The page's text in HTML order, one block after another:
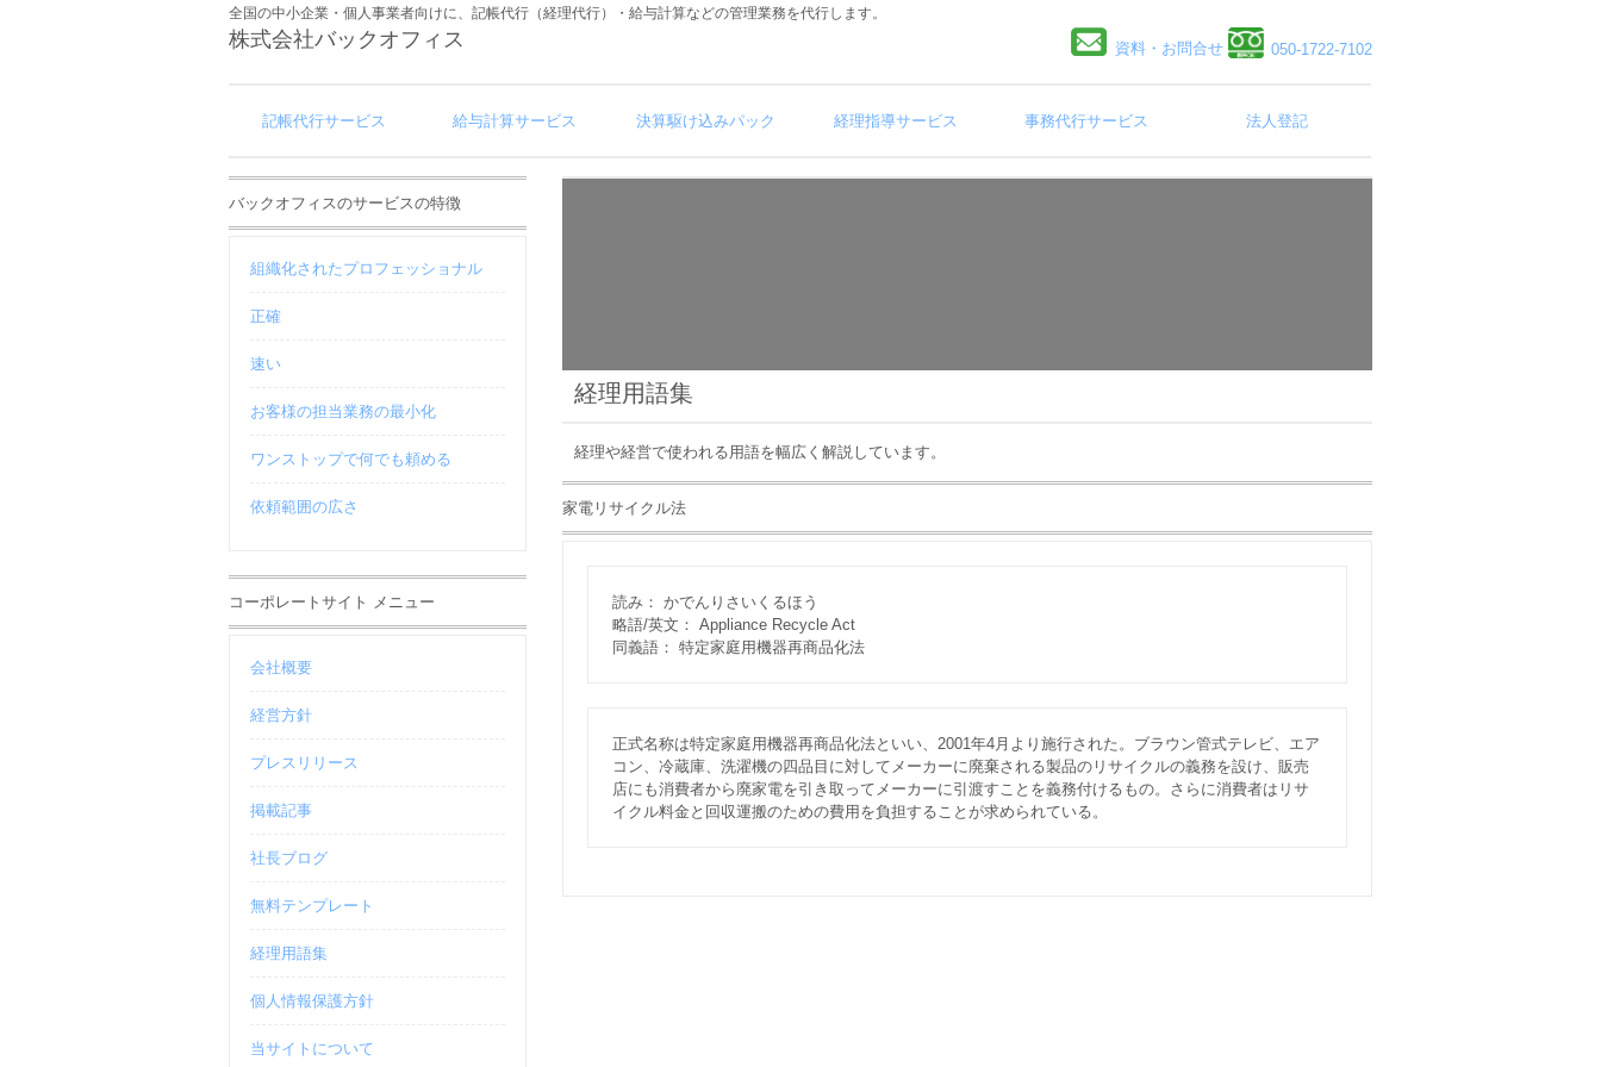
資料・お問合せ 050-1722-7102
全国の中小企業・個人事業者向けに、記帳代行（経理代行）・給与計算などの管理業務を代行します。
株式会社バックオフィス
記帳代行サービス 給与計算サービス 決算駆け込みパック 経理指導サービス 事務代行サービス 法人登記
経理用語集
経理や経営で使われる用語を幅広く解説しています。
家電リサイクル法
読み： かでんりさいくるほう
略語/英文： Appliance Recycle Act
同義語： 特定家庭用機器再商品化法
正式名称は特定家庭用機器再商品化法といい、2001年4月より施行された。ブラウン管式テレビ、エア
コン、冷蔵庫、洗濯機の四品目に対してメーカーに廃棄される製品のリサイクルの義務を設け、販売
店にも消費者から廃家電を引き取ってメーカーに引渡すことを義務付けるもの。さらに消費者はリサ
イクル料金と回収運搬のための費用を負担することが求められている。
バックオフィスのサービスの特徴
組織化されたプロフェッショナル
正確
速い
お客様の担当業務の最小化
ワンストップで何でも頼める
依頼範囲の広さ
コーポレートサイト メニュー
会社概要
経営方針
プレスリリース
掲載記事
社長ブログ
無料テンプレート
経理用語集
個人情報保護方針
当サイトについて